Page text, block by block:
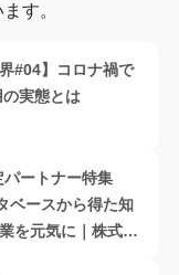
す。
#04】コロナ禍で
実態とは
パートナー特集
ベースから得た知
を元気に｜株式会